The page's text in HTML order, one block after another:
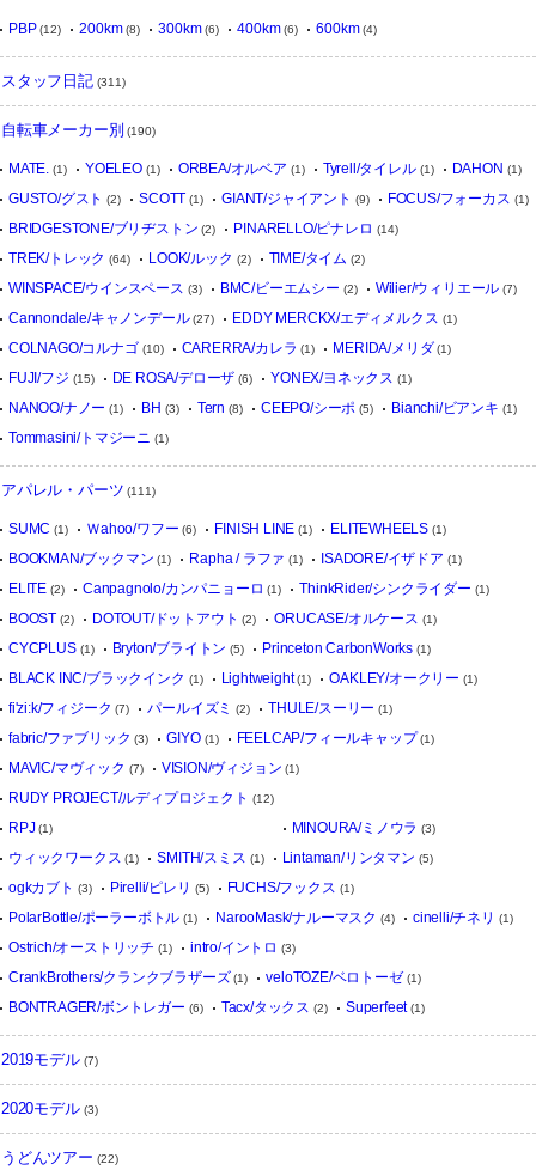
PBP(12) 200km(8) 300km(6) 400km(6) 600km(4)
スタッフ日記(311)
自転車メーカー別 (190)
MATE. (1) YOELEO(1) ORBEA/オルベア (1) Tyrell/タイレル(1) DAHON (1)
GUSTO/グスト (2) SCOTT (1) GIANT/ジャイアント (9) FOCUS/フォーカス (1)
BRIDGESTONE/ブリヂストン (2) PINARELLO/ピナレロ (14)
TREK/トレック (64) LOOK/ルック (2) TIME/タイム (2)
WINSPACE/ウインスペース (3) BMC/ビーエムシー (2) Wilier/ウィリエール (7)
Cannondale/キャノンデール(27) EDDY MERCKX/エディメルクス (1)
COLNAGO/コルナゴ (10) CARERRA/カレラ (1) MERIDA/メリダ (1)
FUJI/フジ (15) DE ROSA/デローザ (6) YONEX/ヨネックス (1)
NANOO/ナノー (1) BH (3) Tern (8) CEEPO/シーポ (5) Bianchi/ビアンキ (1)
Tommasini/トマジーニ (1)
アパレル・パーツ (111)
SUMC (1) Ｗahoo/ワフー (6) FINISH LINE (1) ELITEWHEELS (1)
BOOKMAN/ブックマン (1) Rapha / ラファ (1) ISADORE/イザドア (1)
ELITE (2) Canpagnolo/カンパニョーロ (1) ThinkRider/シンクライダー (1)
BOOST (2) DOTOUT/ドットアウト (2) ORUCASE/オルケース (1)
CYCPLUS(1) Bryton/ブライトン (5) Princeton CarbonWorks (1)
BLACK INC/ブラックインク (1) Lightweight(1) OAKLEY/オークリー (1)
fi'zi:k/フィジーク (7) パールイズミ (2) THULE/スーリー (1)
fabric/ファブリック (3) GIYO(1) FEELCAP/フィールキャップ(1)
MAVIC/マヴィック (7) VISION/ヴィジョン (1)
RUDY PROJECT/ルディプロジェクト (12)
RPJ(1) MINOURA/ミノウラ (3)
ウィックワークス (1) SMITH/スミス (1) Lintaman/リンタマン (5)
ogkカブト (3) Pirelli/ピレリ (5) FUCHS/フックス (1)
PolarBottle/ポーラーボトル (1) NarooMask/ナルーマスク (4) cinelli/チネリ (1)
Ostrich/オーストリッチ (1) intro/イントロ (3)
CrankBrothers/クランクブラザーズ (1) veloTOZE/ベロトーゼ(1)
BONTRAGER/ボントレガー (6) Tacx/タックス (2) Superfeet(1)
2019モデル(7)
2020モデル(3)
うどんツアー (22)